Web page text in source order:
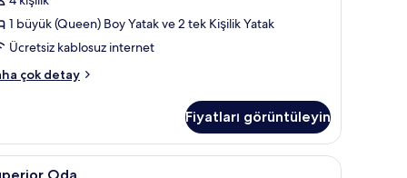
1 büyük (Queen) Boy Yatak ve 2 tek Kişilik Yatak
Ücretsiz kablosuz internet
çok detay
Fiyatları görüntüleyin
kasa, ses yalıtımı, ütü/ütü masasıSuperior Oda | Kaliteli yatak takımı, odada
1